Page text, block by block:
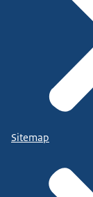
Sitemap